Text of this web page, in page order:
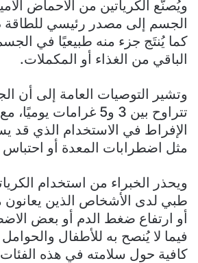
ويُصنّع الكرياتين من الأحماض
الجسم إلى مصدر رئيسي للطاقة
كما يُنتَج جزء منه طبيعيًا في
الباقي من الغذاء أو المكملات.
وتشير التوصيات العامة إلى أن
تتراوح بين 3 و5 غرامات
الإفراط في الاستخدام الذي قد
مثل اضطرابات المعدة أو احتباس
ويحذر الخبراء من استخدام
طبي لدى الأشخاص الذين
أو ارتفاع ضغط الدم أو بعض
فيما لا يُنصح به للأطفال
كافية حول سلامته في هذه الفئات